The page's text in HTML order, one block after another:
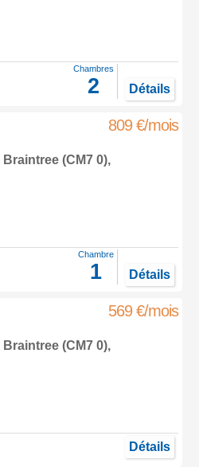
Chambres
2 Détails
809 €/mois
Braintree(CM7 0),
Chambre
1 Détails
569 €/mois
Braintree(CM7 0),
Détails